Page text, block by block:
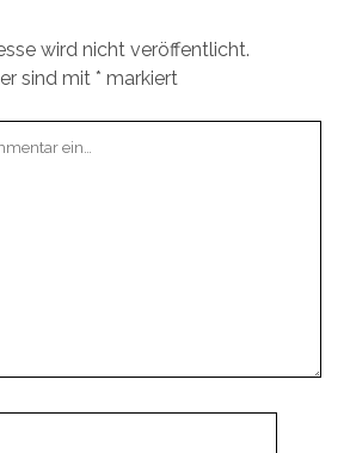
wird nicht veröffentlicht.
sind mit * markiert